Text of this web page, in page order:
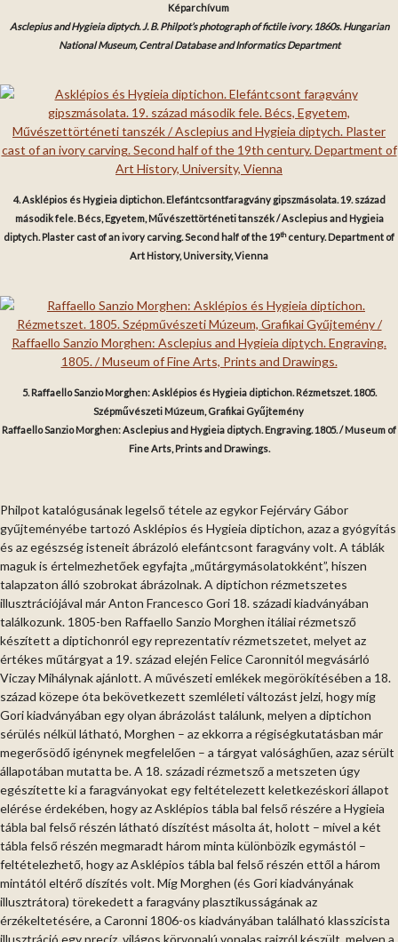
Képarchívum
Asclepius and Hygieia diptych. J. B. Philpot’s photograph of fictile ivory. 1860s. Hungarian
National Museum, Central Database and Informatics Department
4. Asklépios és Hygieia diptichon. Elefántcsontfaragvány gipszmásolata. 19. század
második fele. Bécs, Egyetem, Művészettörténeti tanszék / Asclepius and Hygieia
diptych. Plaster cast of an ivory carving. Second half of the 19thcentury. Department of
Art History, University, Vienna
5. Raffaello Sanzio Morghen: Asklépios és Hygieia diptichon. Rézmetszet. 1805.
Szépművészeti Múzeum, Grafikai Gyűjtemény
Raffaello Sanzio Morghen: Asclepius and Hygieia diptych. Engraving. 1805. / Museum of
Fine Arts, Prints and Drawings.
Philpot katalógusának legelső tétele az egykor Fejérváry Gábor
gyűjteményébe tartozó Asklépios és Hygieia diptichon, azaz a gyógyítás
és az egészség isteneit ábrázoló elefántcsont faragvány volt. A táblák
maguk is értelmezhetőek egyfajta „műtárgymásolatokként”, hiszen
talapzaton álló szobrokat ábrázolnak. A diptichon rézmetszetes
illusztrációjával már Anton Francesco Gori 18. századi kiadványában
találkozunk. 1805-ben Raffaello Sanzio Morghen itáliai rézmetsző
készített a diptichonról egy reprezentatív rézmetszetet, melyet az
értékes műtárgyat a 19. század elején Felice Caronnitól megvásárló
Viczay Mihálynak ajánlott. A művészeti emlékek megörökítésében a 18.
század közepe óta bekövetkezett szemléleti változást jelzi, hogy míg
Gori kiadványában egy olyan ábrázolást találunk, melyen a diptichon
sérülés nélkül látható, Morghen – az ekkorra a régiségkutatásban már
megerősödő igénynek megfelelően – a tárgyat valósághűen, azaz sérült
állapotában mutatta be. A 18. századi rézmetsző a metszeten úgy
egészítette ki a faragványokat egy feltételezett keletkezéskori állapot
elérése érdekében, hogy az Asklépios tábla bal felső részére a Hygieia
tábla bal felső részén látható díszítést másolta át, holott – mivel a két
tábla felső részén megmaradt három minta különbözik egymástól –
feltételezhető, hogy az Asklépios tábla bal felső részén ettől a három
mintától eltérő díszítés volt. Míg Morghen (és Gori kiadványának
illusztrátora) törekedett a faragvány plasztikusságának az
érzékeltetésére, a Caronni 1806-os kiadványában található klasszicista
illusztráció egy precíz, világos körvonalú vonalas rajzról készült, melyen a